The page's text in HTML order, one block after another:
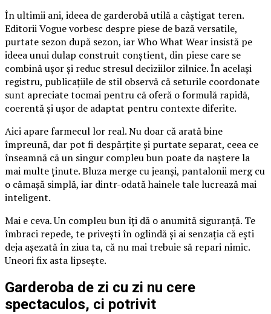
În ultimii ani, ideea de garderobă utilă a câștigat teren.
Editorii Vogue vorbesc despre piese de bază versatile,
purtate sezon după sezon, iar Who What Wear insistă pe
ideea unui dulap construit conștient, din piese care se
combină ușor și reduc stresul deciziilor zilnice. În același
registru, publicațiile de stil observă că seturile coordonate
sunt apreciate tocmai pentru că oferă o formulă rapidă,
coerentă și ușor de adaptat pentru contexte diferite.
Aici apare farmecul lor real. Nu doar că arată bine
împreună, dar pot fi despărțite și purtate separat, ceea ce
înseamnă că un singur compleu bun poate da naștere la
mai multe ținute. Bluza merge cu jeanși, pantalonii merg cu
o cămașă simplă, iar dintr-odată hainele tale lucrează mai
inteligent.
Mai e ceva. Un compleu bun îți dă o anumită siguranță. Te
îmbraci repede, te privești în oglindă și ai senzația că ești
deja așezată în ziua ta, că nu mai trebuie să repari nimic.
Uneori fix asta lipsește.
Garderoba de zi cu zi nu cere
spectaculos, ci potrivit